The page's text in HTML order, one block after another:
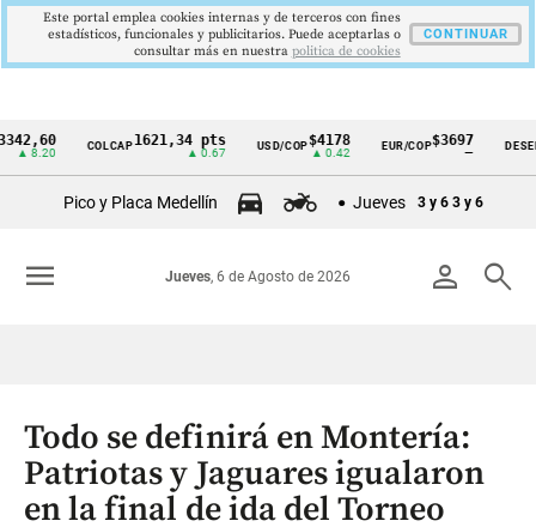
Cintillo
Colombia
COLCAP1621,34 pts USD/COP$4178
▲ 0.42
EUR/COP$3697
—
DESEMPLEO
Pico y Placa Medellín Jueves 3 y 6 3 y 6
person search
Jueves, 6 de Agosto de 2026
menu
Todo se definirá en Montería:
Patriotas y Jaguares igualaron
en la final de ida del Torneo
Este portal emplea cookies internas y de terceros con fines
estadísticos, funcionales y publicitarios. Puede aceptarlas o
consultar más en nuestra politica de cookies
CONTINUAR